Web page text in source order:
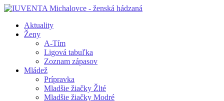
Aktuality
Ženy
A-Tím
Ligová tabuľka
Zoznam zápasov
Mládež
Prípravka
Mladšie žiačky Žlté
Mladšie žiačky Modré